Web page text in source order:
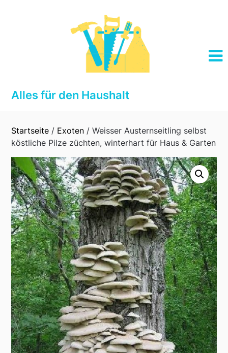
Alles für den Haushalt
Startseite / Exoten / Weisser Austernseitling selbst
köstliche Pilze züchten, winterhart für Haus & Garten